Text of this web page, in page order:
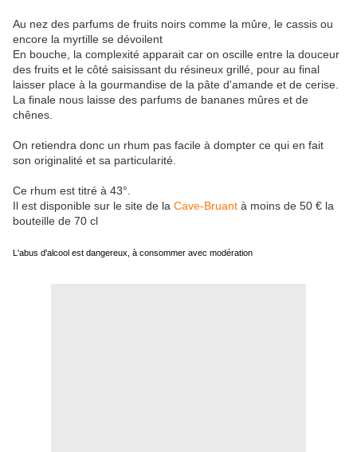
Au nez des parfums de fruits noirs comme la mûre, le cassis ou
encore la myrtille se dévoilent
En bouche, la complexité apparait car on oscille entre la douceur
des fruits et le côté saisissant du résineux grillé, pour au final
laisser place à la gourmandise de la pâte d'amande et de cerise.
La finale nous laisse des parfums de bananes mûres et de
chênes.
On retiendra donc un rhum pas facile à dompter ce qui en fait
son originalité et sa particularité.
Ce rhum est titré à 43°.
Il est disponible sur le site de la Cave-Bruant à moins de 50 € la
bouteille de 70 cl
L'abus d'alcool est dangereux, à consommer avec modération